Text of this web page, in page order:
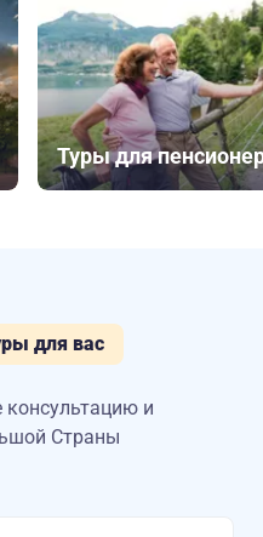
Туры для
для вас
консультацию и
Страны